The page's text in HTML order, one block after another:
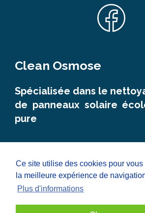
Ce site utilise des cookies pour vous
la meilleure expérience de
Plus d'informations
Clean Osmose
Spécialisée dans le
de panneaux solaire
pure
Les principales zones
Aix en provence ( Bouche du Rhône)|
Nîmes (Gard)|Lyon (Rhône)